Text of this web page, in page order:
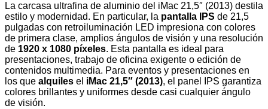
La carcasa ultrafina de aluminio del iMac 21,5″ (2013) destila
estilo y modernidad. En particular, la pantalla IPS de 21,5
pulgadas con retroiluminación LED impresiona con colores
de primera clase, amplios ángulos de visión y una resolución
de 1920 x 1080 píxeles. Esta pantalla es ideal para
presentaciones, trabajo de oficina exigente o edición de
contenidos multimedia. Para eventos y presentaciones en
los que alquiles el iMac 21,5″ (2013), el panel IPS garantiza
colores brillantes y uniformes desde casi cualquier ángulo
de visión.